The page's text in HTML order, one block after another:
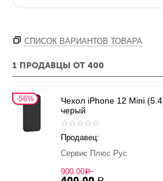
СПИСОК ВАРИАНТОВ ТОВАРА
1 ПРОДАВЦЫ ОТ 400
56%
Чехол iPhone 12 Mini
черый
Продавец:
Сервис Плюс Рус
900.00Р